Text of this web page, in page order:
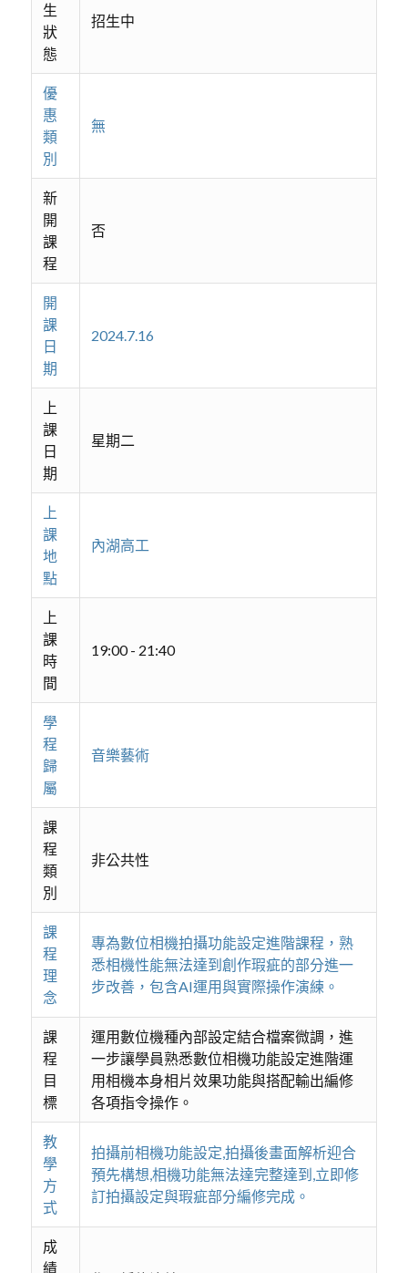
生
狀
態
招生中
優
惠
類
別
無
新
開
課
程
否
開
課
日
期
2024.7.16
上
課
日
期
星期二
上
課
地
點
內湖高工
上
課
時
間
19:00 - 21:40
學
程
歸
屬
音樂藝術
課
程
類
別
非公共性
課
程
理
念
專為數位相機拍攝功能設定進階課程，熟
悉相機性能無法達到創作瑕疵的部分進一
步改善，包含AI運用與實際操作演練。
課
程
目
標
運用數位機種內部設定結合檔案微調，進
一步讓學員熟悉數位相機功能設定進階運
用相機本身相片效果功能與搭配輸出編修
各項指令操作。
教
學
方
式
拍攝前相機功能設定,拍攝後畫面解析迎合
預先構想,相機功能無法達完整達到,立即修
訂拍攝設定與瑕疵部分編修完成。
成
績